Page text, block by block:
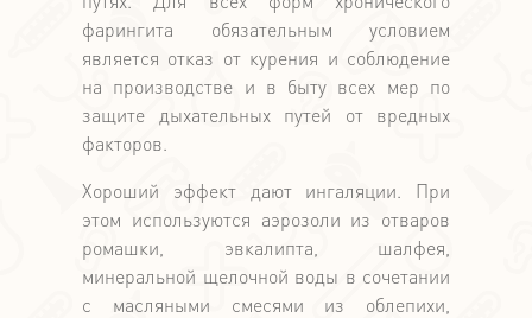
фарингита обязательным условием
является отказ от курения и соблюдение
на производстве и в быту всех мер по
защите дыхательных путей от вредных
факторов.
Хороший эффект дают ингаляции. При
этом используются аэрозоли из отваров
ромашки, эвкалипта, шалфея,
минеральной щелочной воды в сочетании
с масляными смесями из облепихи,